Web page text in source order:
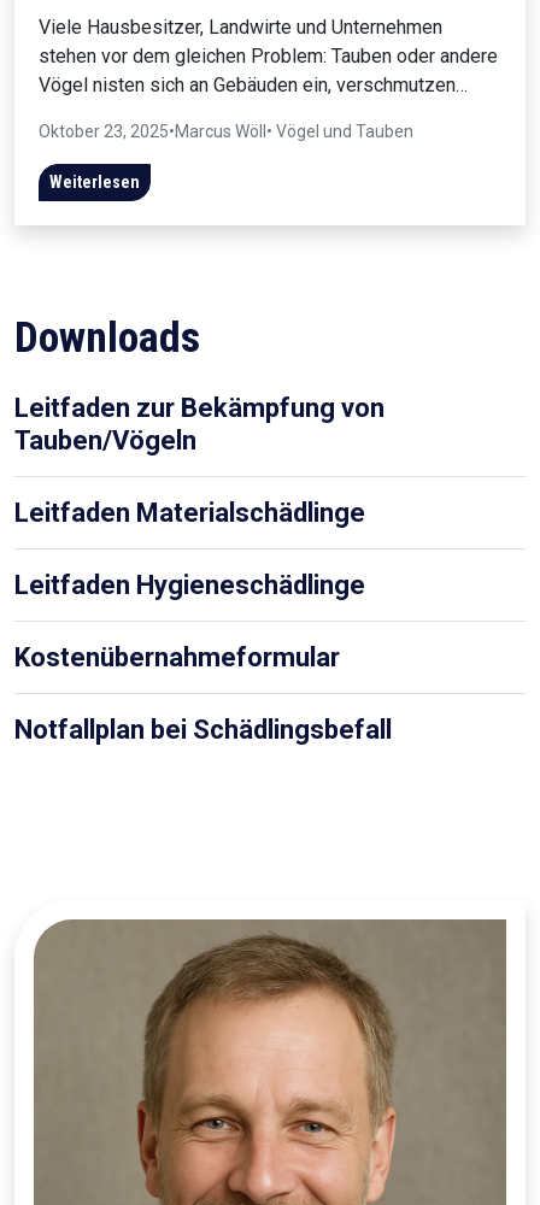
Viele Hausbesitzer, Landwirte und Unternehmen
stehen vor dem gleichen Problem: Tauben oder andere
Vögel nisten sich an Gebäuden ein, verschmutzen…
Oktober 23, 2025•Marcus Wöll • Vögel und Tauben
Weiterlesen
Downloads
Leitfaden zur Bekämpfung von
Tauben/Vögeln
Leitfaden Materialschädlinge
Leitfaden Hygieneschädlinge
Kostenübernahmeformular
Notfallplan bei Schädlingsbefall